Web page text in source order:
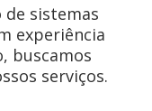
de sistemas
experiência
buscamos
serviços.